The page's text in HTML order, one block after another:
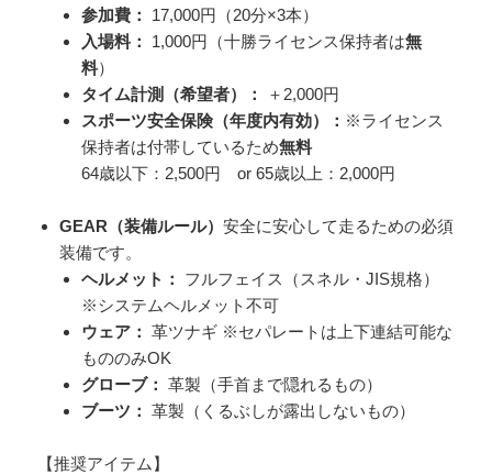
参加費：
17,000円（20分×3本）
入場料：
1,000円（十勝ライセンス保持者は無
料）
タイム計測（希望者）：
＋2,000円
スポーツ安全保険（年度内有効）： ※ライセンス
保持者は付帯しているため無料
64歳以下：2,500円 or 65歳以上：2,000円
GEAR（装備ルール）安全に安心して走るための必須
装備です。
ヘルメット：
フルフェイス（スネル・JIS規格）
※システムヘルメット不可
ウェア： 革ツナギ ※セパレートは上下連結可能な
もののみOK
グローブ： 革製（手首まで隠れるもの）
ブーツ： 革製（くるぶしが露出しないもの）
【推奨アイテム】